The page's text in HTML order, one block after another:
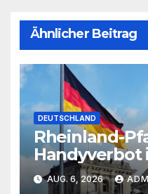
Ähnlicher Beitrag
DEUTSCHLAND
Rheinland-
Handyverbot
angekündigt
AUG. 6, 2026